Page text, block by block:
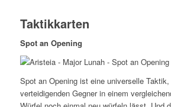
Taktikkarten
Spot an Opening
Spot an Opening ist eine universelle
verteidigenden Gegner in einem